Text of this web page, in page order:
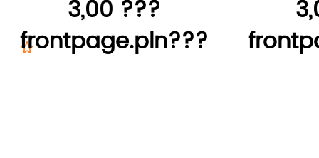
3,00 ???
frontpage.pln???